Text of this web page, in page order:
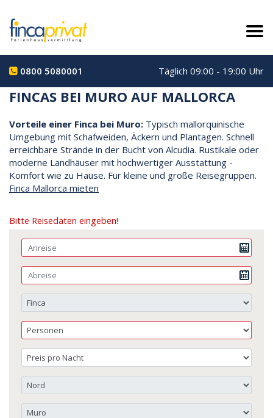
0800 5080001 Täglich 09:00 - 19:00 Uhr
FINCAS BEI MURO AUF MALLORCA
Vorteile einer Finca bei Muro: Typisch mallorquinische
Umgebung mit Schafweiden, Äckern und Plantagen. Schnell
erreichbare Strände in der Bucht von Alcudia. Rustikale oder
moderne Landhäuser mit hochwertiger Ausstattung -
Komfort wie zu Hause. Für kleine und große Reisegruppen.
Finca Mallorca mieten
Bitte Reisedaten eingeben!